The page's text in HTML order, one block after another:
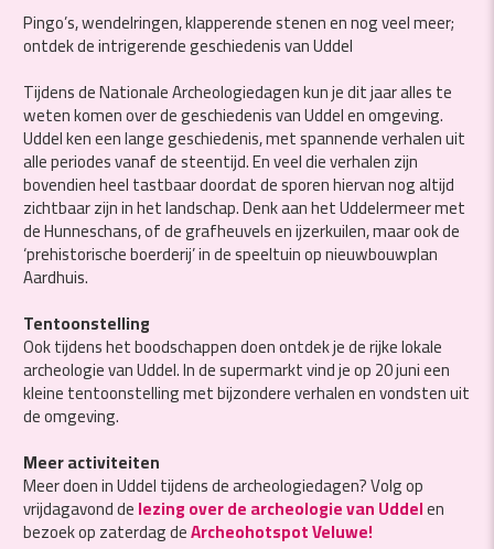
Pingo’s, wendelringen, klapperende stenen en nog veel meer;
ontdek de intrigerende geschiedenis van Uddel
Tijdens de Nationale Archeologiedagen kun je dit jaar alles te
weten komen over de geschiedenis van Uddel en omgeving.
Uddel ken een lange geschiedenis, met spannende verhalen uit
alle periodes vanaf de steentijd. En veel die verhalen zijn
bovendien heel tastbaar doordat de sporen hiervan nog altijd
zichtbaar zijn in het landschap. Denk aan het Uddelermeer met
de Hunneschans, of de grafheuvels en ijzerkuilen, maar ook de
‘prehistorische boerderij’ in de speeltuin op nieuwbouwplan
Aardhuis.
Tentoonstelling
Ook tijdens het boodschappen doen ontdek je de rijke lokale
archeologie van Uddel. In de supermarkt vind je op 20 juni een
kleine tentoonstelling met bijzondere verhalen en vondsten uit
de omgeving.
Meer activiteiten
Meer doen in Uddel tijdens de archeologiedagen? Volg op
vrijdagavond delezing over de archeologie van Uddelen
bezoek op zaterdag deArcheohotspot Veluwe!